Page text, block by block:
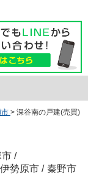
> 深谷南の戸建(売買)
市 /
伊勢原市 / 秦野市